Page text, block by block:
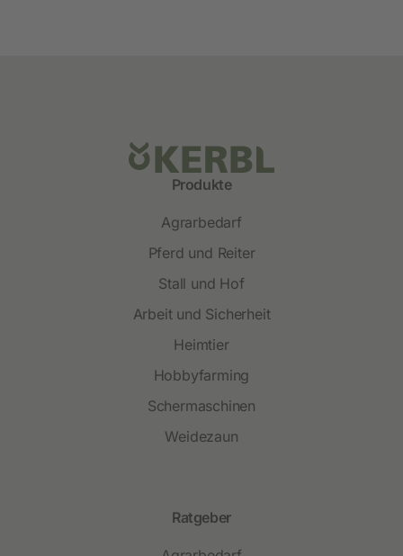
Produkte
Agrarbedarf
Pferd und Reiter
Stall und Hof
Arbeit und Sicherheit
Heimtier
Hobbyfarming
Schermaschinen
Weidezaun
Ratgeber